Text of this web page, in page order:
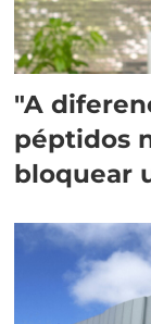
"A
péptidos
bloquear